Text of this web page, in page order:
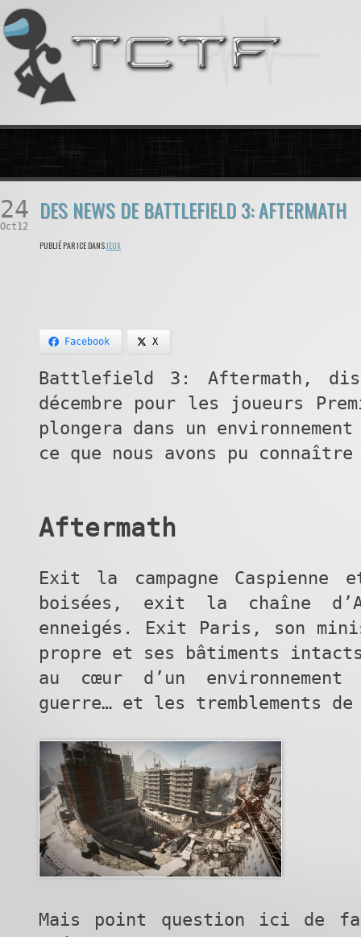
24
Oct12
DES NEWS DE BATTLEFIELD 3: AFTERMATH
PUBLIÉ PAR ICE DANSJEUX
Facebook X
Battlefield 3: Aftermath,
décembre pour les joueurs
plongera dans un
ce que nous avons pu
Aftermath
Exit la campagne Caspienne
boisées, exit la chaîne d’
enneigés. Exit Paris, son
propre et ses bâtiments
au cœur d’un
guerre… et les tremblements
Mais point question ici de